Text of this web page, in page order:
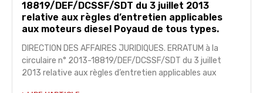
18819/DEF/DCSSF/SDT du 3 juillet 2013
relative aux règles d’entretien applicables
aux moteurs diesel Poyaud de tous types.
DIRECTION DES AFFAIRES JURIDIQUES. ERRATUM à la
circulaire n° 2013-18819/DEF/DCSSF/SDT du 3 juillet
2013 relative aux règles d’entretien applicables aux